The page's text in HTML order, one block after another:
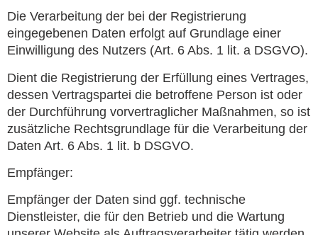
Die Verarbeitung der bei der Registrierung
eingegebenen Daten erfolgt auf Grundlage einer
Einwilligung des Nutzers (Art. 6 Abs. 1 lit. a DSGVO).
Dient die Registrierung der Erfüllung eines Vertrages,
dessen Vertragspartei die betroffene Person ist oder
der Durchführung vorvertraglicher Maßnahmen, so ist
zusätzliche Rechtsgrundlage für die Verarbeitung der
Daten Art. 6 Abs. 1 lit. b DSGVO.
Empfänger:
Empfänger der Daten sind ggf. technische
Dienstleister, die für den Betrieb und die Wartung